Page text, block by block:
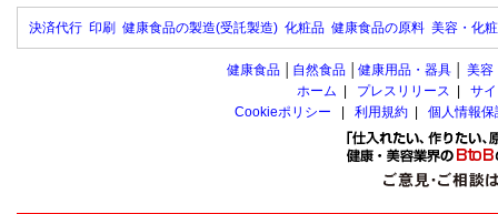
決済代行 印刷 健康食品の製造(受託製造) 化粧品 健康食品の原料 美容・化
健康食品 自然食品 健康用品・器具 美容
ホーム
プレスリリース
サ
Cookieポリシー
利用規約 個人情報